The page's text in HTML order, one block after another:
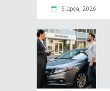
5 lipca, 2026